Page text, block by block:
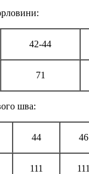
42-44
71
шва:
44 46
111 111